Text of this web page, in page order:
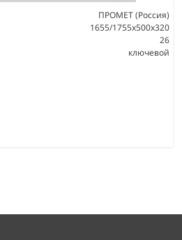
ПРОМЕТ (Россия)
1655/1755x500x320
26
ключевой